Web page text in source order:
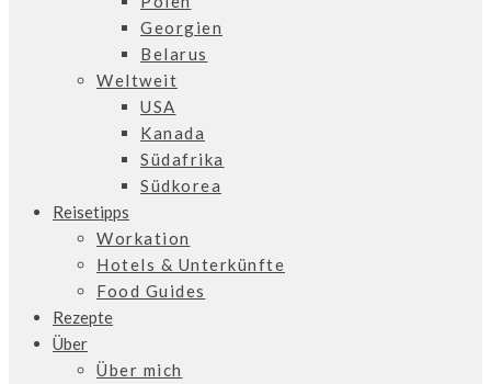
Georgien
Belarus
Weltweit
USA
Kanada
Südafrika
Südkorea
Reisetipps
Workation
Hotels & Unterkünfte
Food Guides
Rezepte
Über
Über mich